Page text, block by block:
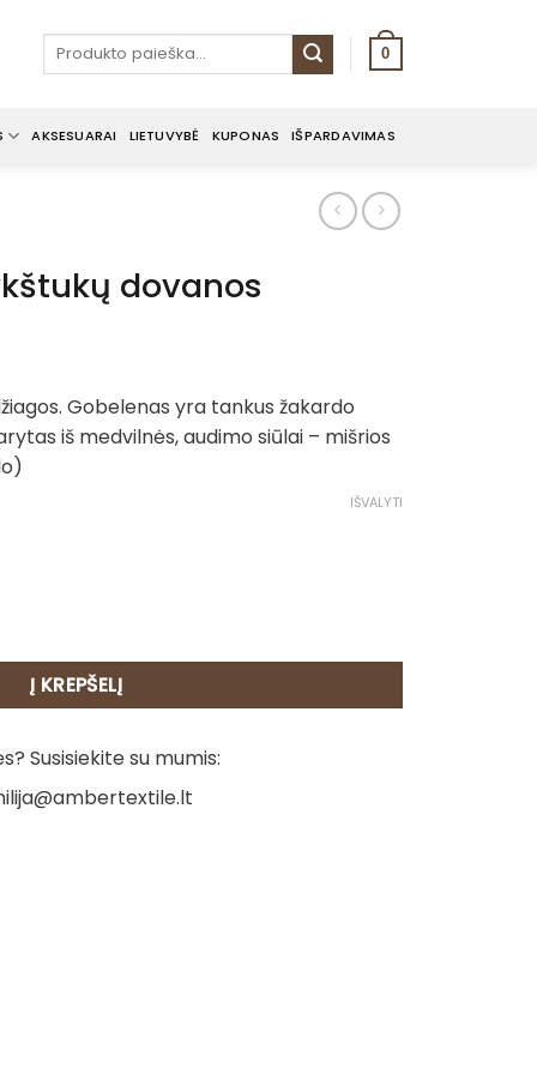
Ieškoti: 0
AKSESUARAI LIETUVYBĖ KUPONAS IŠPARDAVIMAS
dovanos
Gobelenas yra tankus žakardo
iš medvilnės, audimo siūlai – mišrios
IŠVALYTI
Į KREPŠELĮ
Susisiekite su mumis: